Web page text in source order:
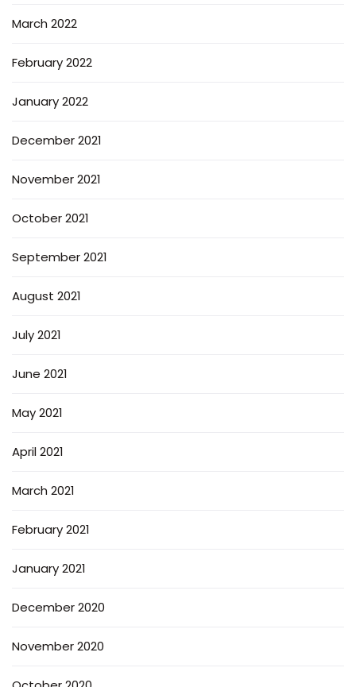
March 2022
February 2022
January 2022
December 2021
November 2021
October 2021
September 2021
August 2021
July 2021
June 2021
May 2021
April 2021
March 2021
February 2021
January 2021
December 2020
November 2020